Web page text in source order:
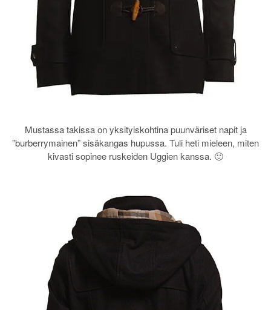
Mustassa takissa on yksityiskohtina puunväriset napit ja
”burberrymainen” sisäkangas hupussa. Tuli heti mieleen, miten
kivasti sopinee ruskeiden Uggien kanssa. 🙂